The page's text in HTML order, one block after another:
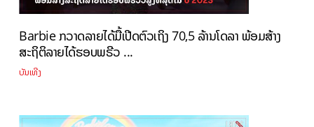
Barbie ກວາດລາຍໄດ້ມື້ເປີດຕົວເຖິງ 70,5 ລ້ານໂດລາ ພ້ອມສ້າງ
ສະຖິຕິລາຍໄດ້ຮອບພຣີວ ...
ບັນເທີງ